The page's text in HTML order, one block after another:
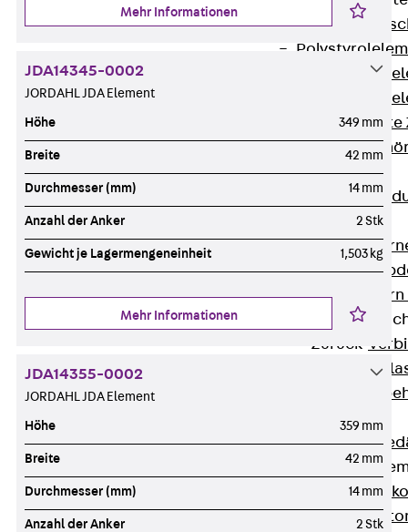
Zurück
Verbindung
Zurück
Querkraftdorn
Zurück
Wärmedämmung
Zurück
Zurück
ISOPRO®
Mehr Informationen
JDA14345-0002
JORDAHL JDA Element
Höhe 349 mm
Breite 42 mm
Durchmesser (mm) 14 mm
Anzahl der Anker 2 Stk
Gewicht je Lagermengeneinheit 1,503 kg
Mehr Informationen
JDA14355-0002
JORDAHL JDA Element
Höhe 359 mm
Breite 42 mm
Durchmesser (mm) 14 mm
Anzahl der Anker 2 Stk